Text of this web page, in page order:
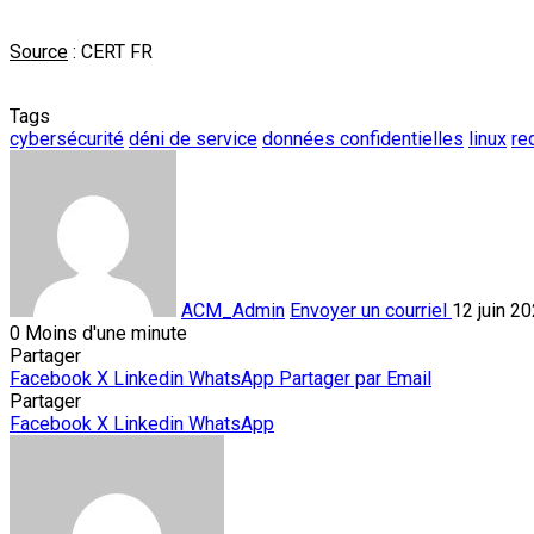
Source : CERT FR
Tags
cybersécurité déni de service données confidentielles linux
ACM_Admin Envoyer un courriel 12 juin
0 Moins d'une minute
Partager
Facebook X Linkedin WhatsApp Partager par Email
Partager
Facebook X Linkedin WhatsApp